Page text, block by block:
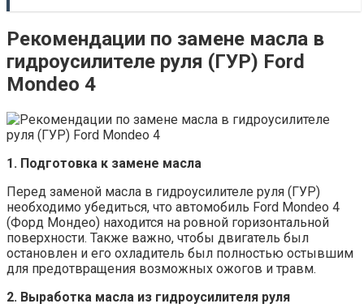
Рекомендации по замене масла в
гидроусилителе руля (ГУР) Ford
Mondeo 4
1. Подготовка к замене масла
Перед заменой масла в гидроусилителе руля (ГУР)
необходимо убедиться, что автомобиль Ford Mondeo 4
(Форд Мондео) находится на ровной горизонтальной
поверхности. Также важно, чтобы двигатель был
остановлен и его охладитель был полностью остывшим
для предотвращения возможных ожогов и травм.
2. Выработка масла из гидроусилителя руля